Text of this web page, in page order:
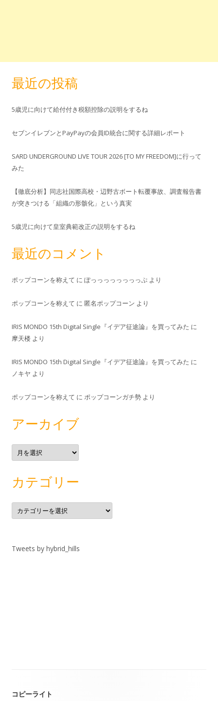
最近の投稿
5歳児に向けて給付付き税額控除の説明をするね
セブンイレブンとPayPayの会員ID統合に関する詳細レポート
SARD UNDERGROUND LIVE TOUR 2026 [TO MY FREEDOM]に行って
みた
【徹底分析】同志社国際高校・辺野古ボート転覆事故、調査報告書
が突きつける「組織の形骸化」という真実
5歳児に向けて皇室典範改正の説明をするね
最近のコメント
ポップコーンを称えて に ぽっっっっっっっっぷ より
ポップコーンを称えて に 匿名ポップコーン より
IRIS MONDO 15th Digital Single『イデア征途論』を買ってみた に
摩天楼 より
IRIS MONDO 15th Digital Single『イデア征途論』を買ってみた に
ノキヤ より
ポップコーンを称えて に ポップコーンガチ勢 より
アーカイブ
ア
ー
カ
カテゴリー
カ
テ
ゴ
Tweets by hybrid_hills
コピーライト